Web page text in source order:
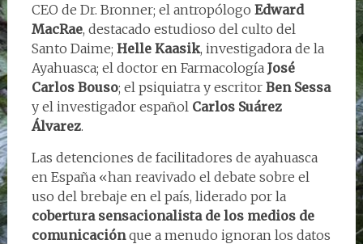
CEO de Dr. Bronner; el antropólogo Edward
MacRae, destacado estudioso del culto del
Santo Daime; Helle Kaasik, investigadora de la
Ayahuasca; el doctor en Farmacología José
Carlos Bouso; el psiquiatra y escritor Ben Sessa
y el investigador español Carlos Suárez
Álvarez.
Las detenciones de facilitadores de ayahuasca
en España «han reavivado el debate sobre el
uso del brebaje en el país, liderado por la
cobertura sensacionalista de los medios de
comunicaciónque a menudo ignoran los datos